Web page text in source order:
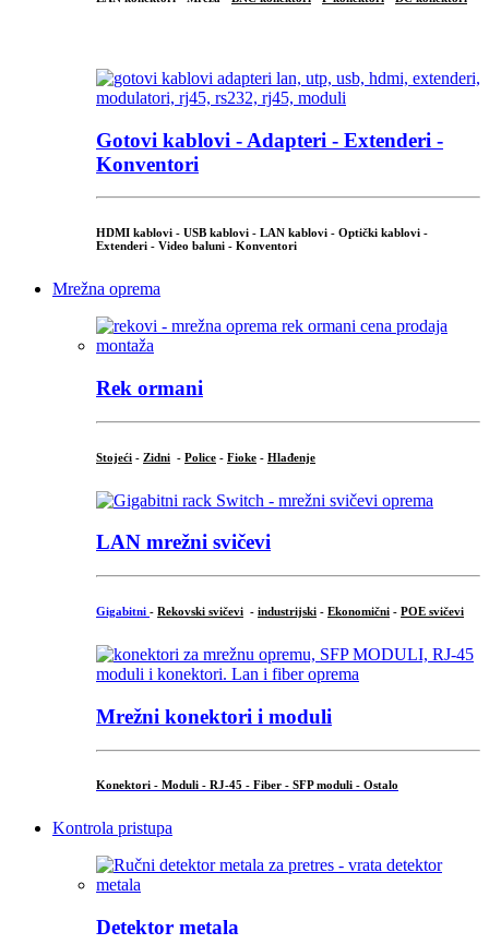
Gotovi kablovi - Adapteri - Extenderi -
Konventori
HDMI kablovi - USB kablovi - LAN kablovi - Optički kablovi -
Extenderi - Video baluni - Konventori
Mrežna oprema
Rek ormani
Stojeći - Zidni - Police - Fioke - Hlađenje
LAN mrežni svičevi
Gigabitni - Rekovski svičevi - industrijski - Ekonomični - POE svičevi
Mrežni konektori i moduli
Konektori - Moduli - RJ-45 - Fiber - SFP moduli - Ostalo
Kontrola pristupa
Detektor metala